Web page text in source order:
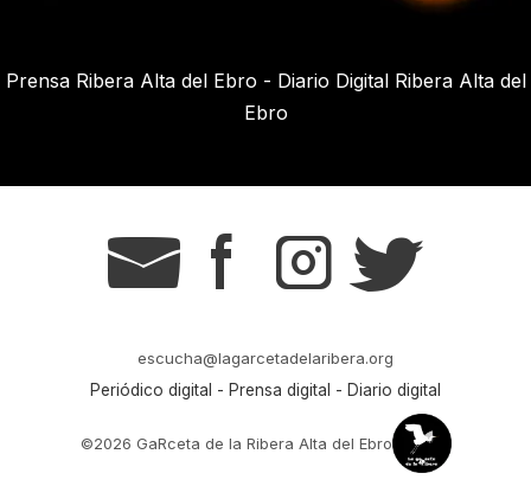
Prensa Ribera Alta del Ebro - Diario Digital Ribera Alta del
Ebro
g s t r
escucha@lagarcetadelaribera.org
Periódico digital - Prensa digital - Diario digital
©2026 GaRceta de la Ribera Alta del Ebro